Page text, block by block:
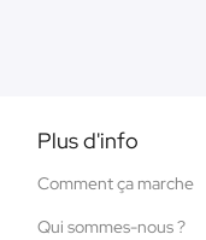
Plus d'info
Comment ça marche
Qui sommes-nous ?